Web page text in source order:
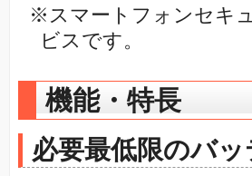
※スマートフォンセキ
ビスです。
機能・特長
必要最低限のバ